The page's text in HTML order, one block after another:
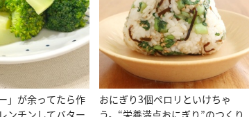
」が余ってたら作
おにぎり3個ペロリといけちゃ